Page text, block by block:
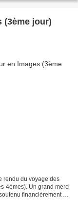
(3ème jour)
rendu du voyage des
4èmes). Un grand merci
financièrement ce